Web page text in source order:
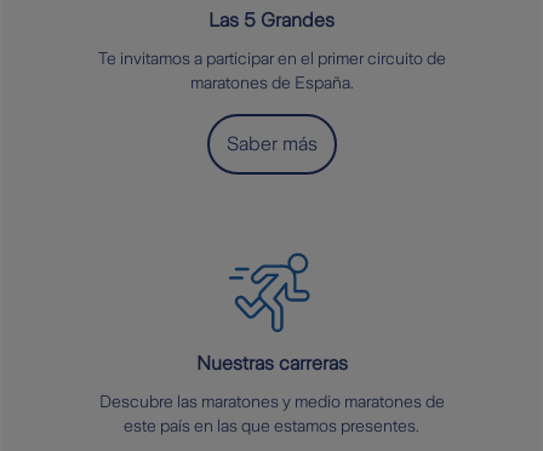
Las 5 Grandes
Te invitamos a participar en el primer circuito de
maratones de España.
Saber más
Nuestras carreras
Descubre las maratones y medio maratones de
este país en las que estamos presentes.